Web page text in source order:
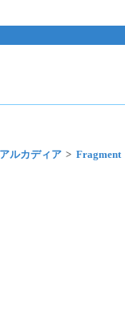
ルカディア Fragment